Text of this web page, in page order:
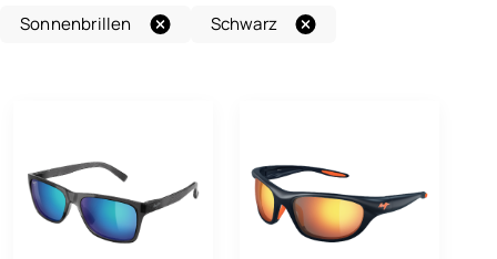
Sonnenbrillen Schwarz